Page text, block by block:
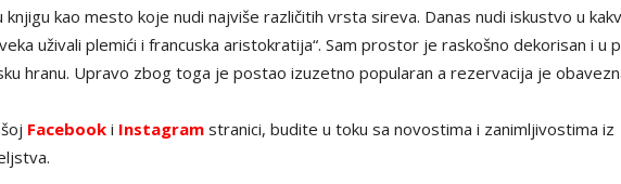
knjigu kao mesto koje nudi najviše različitih vrsta sireva. Danas nudi iskustvo u
uživali plemići i francuska aristokratija“. Sam prostor je raskošno dekorisan i u
hranu. Upravo zbog toga je postao izuzetno popularan a rezervacija je
Facebook i Instagram stranici, budite u toku sa novostima i zanimljivostima iz